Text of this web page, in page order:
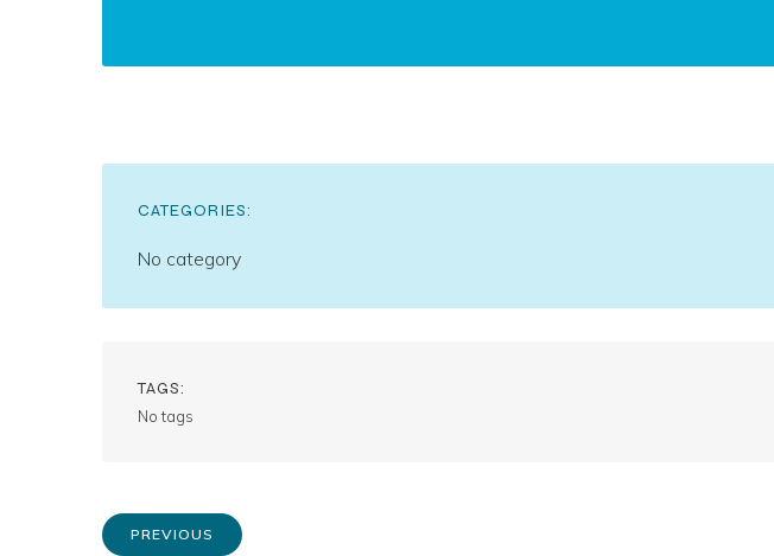
CATEGORIES:
No category
TAGS:
No tags
PREVIOUS